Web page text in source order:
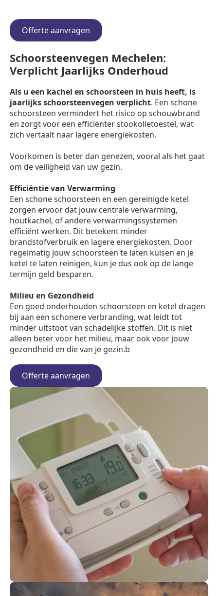
Offerte aanvragen
Schoorsteenvegen Mechelen:
Verplicht Jaarlijks Onderhoud
Als u een kachel en schoorsteen in huis heeft, is
jaarlijks schoorsteenvegen verplicht. Een schone
schoorsteen vermindert het risico op schouwbrand
en zorgt voor een efficiënter stookolietoestel, wat
zich vertaalt naar lagere energiekosten.
Voorkomen is beter dan genezen, vooral als het gaat
om de veiligheid van uw gezin.
Efficiëntie van Verwarming
Een schone schoorsteen en een gereinigde ketel
zorgen ervoor dat jouw centrale verwarming,
houtkachel, of andere verwarmingssystemen
efficiënt werken. Dit betekent minder
brandstofverbruik en lagere energiekosten. Door
regelmatig jouw schoorsteen te laten kuisen en je
ketel te laten reinigen, kun je dus ook op de lange
termijn geld besparen.
Milieu en Gezondheid
Een goed onderhouden schoorsteen en ketel dragen
bij aan een schonere verbranding, wat leidt tot
minder uitstoot van schadelijke stoffen. Dit is niet
alleen beter voor het milieu, maar ook voor jouw
gezondheid en die van je gezin.b
Offerte aanvragen